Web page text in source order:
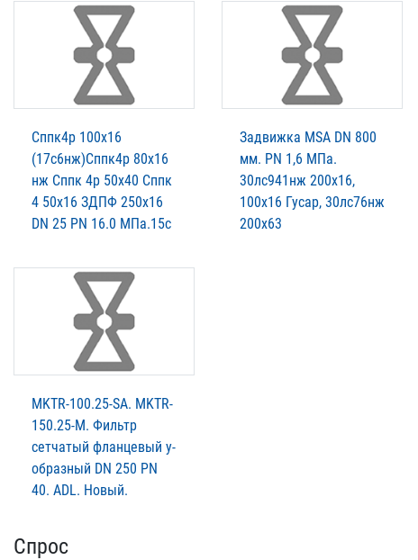
Сппк4р 100х16
(17с6нж)Сппк4р 80х16
нж Сппк 4р 50х40 Сппк
4 50х16 ЗДПФ 250х16
DN 25 PN 16.0 МПа.15с
Задвижка MSA DN 800
мм. PN 1,6 МПа.
30лс941нж 200х16,
100х16 Гусар, 30лс76нж
200х63
MKTR-100.25-SA. MKTR-
150.25-М. Фильтр
сетчатый фланцевый у-
образный DN 250 PN
40. ADL. Новый.
Спрос